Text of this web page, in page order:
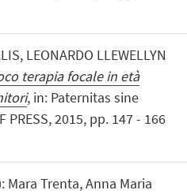
LEONARDO LLEWELLYN
terapia focale in età
, in: Paternitas sine
2015, pp. 147 - 166
Mara Trenta, Anna Maria